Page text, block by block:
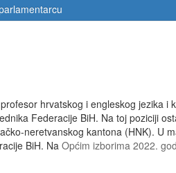
hrvatskog i engleskog jezika i
Federacije BiH. Na toj poziciji
neretvanskog kantona (HNK). U
BiH. Na Općim izborima 2022.